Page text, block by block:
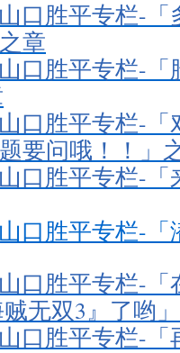
山口胜平专栏-
章
山口胜平专栏-
山口胜平专栏-
要问哦！！」
山口胜平专栏-
山口胜平专栏-
山口胜平专栏-
贼无双3』了哟
山口胜平专栏-